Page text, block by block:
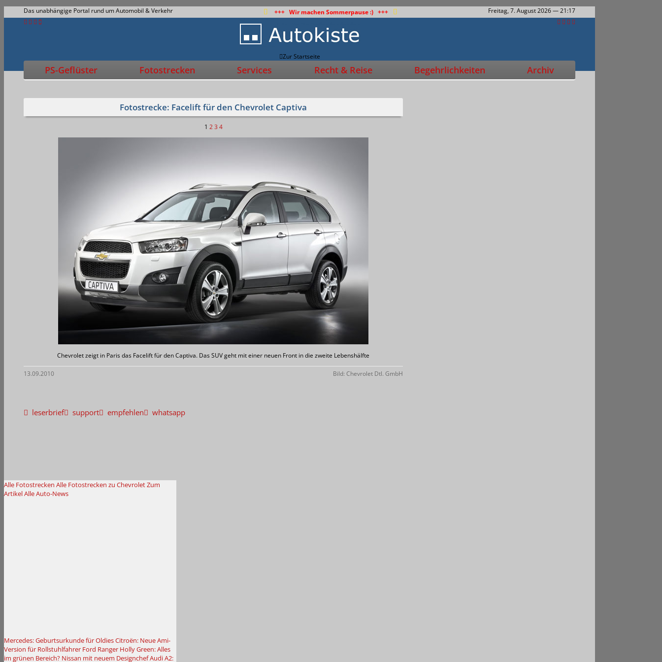
Das unabhängige Portal rund um Automobil & Verkehr +++ Wir machen Sommerpause :) +++ Freitag, 7. August 2026— 21:17
Zur Startseite
PS-Geflüster Fotostrecken Services Recht & Reise Begehrlichkeiten Archiv
Fotostrecke: Facelift für den Chevrolet Captiva
1 2 3 4
Chevrolet zeigt in Paris das Facelift für den Captiva. Das SUV geht mit einer neuen Front in die zweite Lebenshälfte
13.09.2010 Bild: Chevrolet Dtl. GmbH
leserbrief support empfehlen whatsapp
Alle Fotostrecken Alle Fotostrecken zu ChevroletZum
ArtikelAlle Auto-News
Mercedes: Geburtsurkunde für OldiesCitroën: Neue Ami-
Version für Rollstuhlfahrer Ford Ranger Holly Green: Alles
im grünen Bereich? Nissan mit neuem DesignchefAudi A2: